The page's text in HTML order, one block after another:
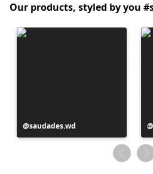
Our products, styled by you
Postitus
avaldatud
saudades.wd